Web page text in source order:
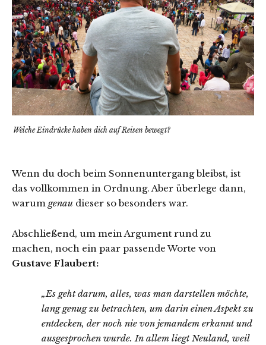
Welche Eindrücke haben dich auf Reisen bewegt?
Wenn du doch beim Sonnenuntergang bleibst, ist
das vollkommen in Ordnung. Aber überlege dann,
warum genau dieser so besonders war.
Abschließend, um mein Argument rund zu
machen, noch ein paar passende Worte von
Gustave Flaubert:
„Es geht darum, alles, was man darstellen möchte,
lang genug zu betrachten, um darin einen Aspekt zu
entdecken, der noch nie von jemandem erkannt und
ausgesprochen wurde. In allem liegt Neuland, weil